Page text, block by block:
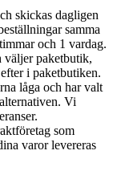
skickas dagligen
samma
och 1 vardag.
väljer paketbutik,
i paketbutiken.
låga och har valt
Vi
som
varor levereras